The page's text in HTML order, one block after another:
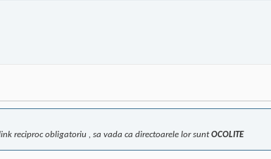
reciproc obligatoriu , sa vada ca directoarele lor suntOCOLITE